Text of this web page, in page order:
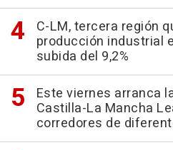
C-LM, tercera región
producción industrial
subida del 9,2%
Este viernes arranca
Castilla-La Mancha
corredores de